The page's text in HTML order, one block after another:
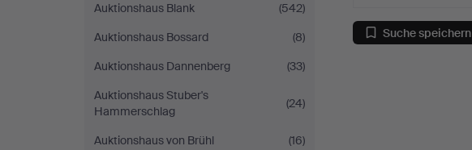
Auktionshaus Blank
(542)
Auktionshaus Bossard
(8)
Auktionshaus Dannenberg
(33)
Auktionshaus Stuber's
Hammerschlag
(24)
Auktionshaus von Brühl
(16)
Suche speichern